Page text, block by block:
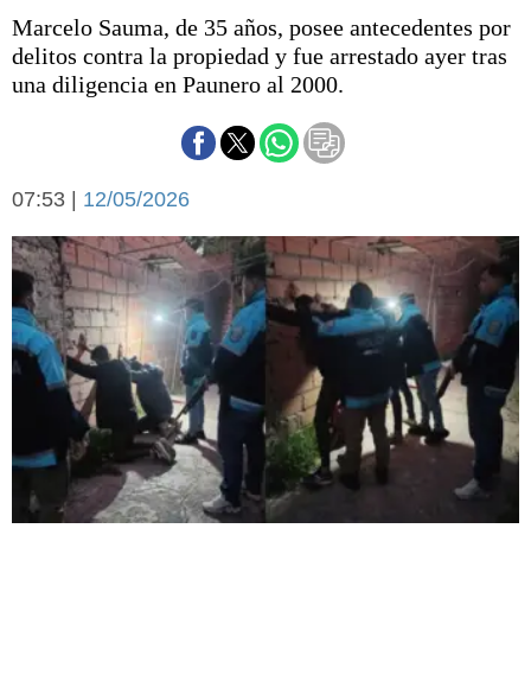
Liga del Sur
Básquetbol
Fútbol
Aplausos
Economía y campo
Con el campo
Espacio empresas
Sociedad y tiempo
libre
Sociedad
Tecnología
Salud
Es viral
El tiempo
Fúnebres
Marcelo Sauma, de 35 años, posee antecedentes por
delitos contra la propiedad y fue arrestado ayer tras
una diligencia en Paunero al 2000.
07:53 | 12/05/2026